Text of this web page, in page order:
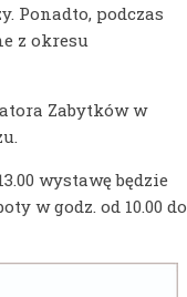
Ponadto, podczas
z okresu
Zabytków w
wystawę będzie
w godz. od 10.00 do